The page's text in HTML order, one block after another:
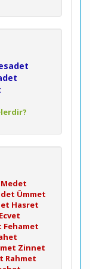
Medet
Ümmet
Hasret
Ecvet
Fehamet
Zinnet
Rahmet